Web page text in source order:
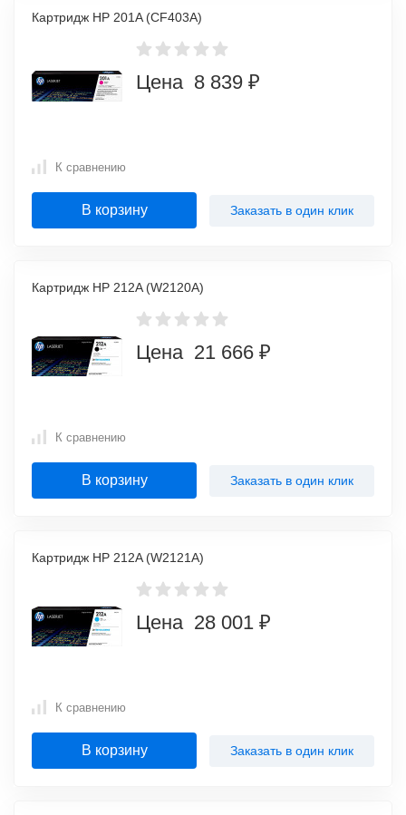
Картридж HP 201A (CF403A)
Цена 8 839 ₽
К сравнению
В корзину Заказать в один клик
Картридж HP 212A (W2120A)
Цена 21 666 ₽
К сравнению
В корзину Заказать в один клик
Картридж HP 212A (W2121A)
Цена 28 001 ₽
К сравнению
В корзину Заказать в один клик